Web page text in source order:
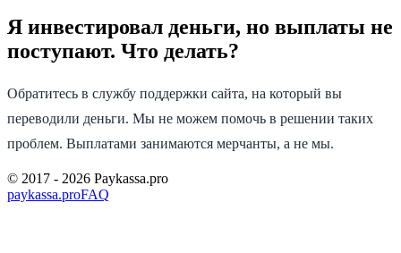
Я инвестировал деньги, но выплаты не
поступают. Что делать?
Обратитесь в службу поддержки сайта, на который вы
переводили деньги. Мы не можем помочь в решении таких
проблем. Выплатами занимаются мерчанты, а не мы.
© 2017 - 2026 Paykassa.pro
paykassa.proFAQ